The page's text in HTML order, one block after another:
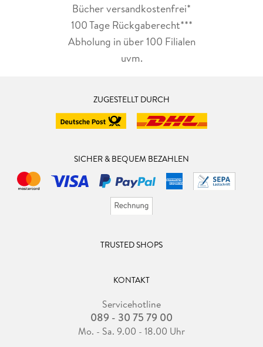
Bücher versandkostenfrei*
100 Tage Rückgaberecht***
Abholung in über 100 Filialen
uvm.
ZUGESTELLT DURCH
SICHER & BEQUEM BEZAHLEN
TRUSTED SHOPS
KONTAKT
Servicehotline
089 - 30 75 79 00
Mo. - Sa. 9.00 - 18.00 Uhr